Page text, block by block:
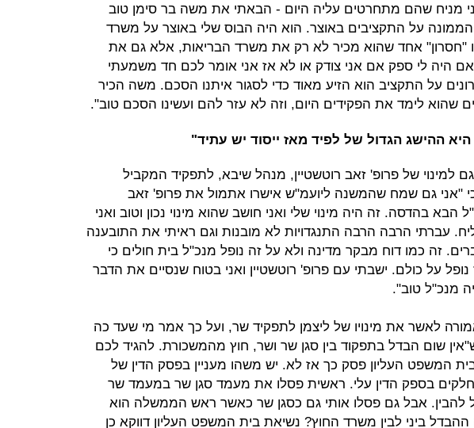
מניח שהם מתחרטים עליה היום - הבאתי את משה בר סימן טוב
על התקציבים באוצר. הוא היה הבוס שלי באוצר על משרד
"חסרון" אחד שהוא מכיר לא רק את משרד הבריאות, אלא גם את
היה לי ספק אם אני צודק או לא אז אני אומר לכם חד משמעתי
על התקציב הוא הזיע מאוד כדי לסגור איתנו הסכם. משה הכיר
שהוא לימד את הפקידים היום, וזה לא עזר להם ועשינו הסכם טוב".
ההישג הגדול של לפיד מאז ייסוד יש עתיד"
למינוי של פרופ' זאב רוטשטיין, מנהל שיבא, לתפקיד המקביל
"אני גם שמח שהמשנה ליועמ"ש אישרו אתמול את פרופ' זאב
הבא בהדסה. זה היה מינוי שלי ואני חושב שהוא מינוי נכון וטוב ואני
עברתי הרבה הרבה התנגדויות לא מובנות וגם ראיתי את התובענה
זה כמו דוח מבקר מדינה ולא על זה נופל מנכ"ל בית חולים כי
על כולם. ישבתי עם פרופ' רוטשטיין ואני בטוח שנסיים את הדבר
מנכ"ל טוב".
לאשר את מינויו של ליצמן לתפקיד שר, ועל כך אמר מי שעד כה
שום הבדל בתפקוד בין סגן שר ושר, חוץ מהמשכורת. להגיד לכם
המשפט העליון פסק כך אז לא. יש משהו מעניין בפסק הדין של
חלקים בספק הדין עלי. ראשית פסלו את מעמד סגן שר במעמד שר
להבין. אבל גם פסלו אותי גם כסגן שר כאשר ראש הממשלה הוא
ביני לבין משרד החוץ? נשיאת בית המשפט העליון דווקא כן